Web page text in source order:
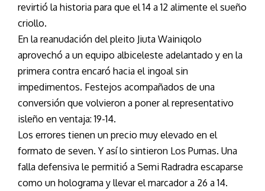
revirtió la historia para que el 14 a 12 alimente el sueño
criollo.
En la reanudación del pleito Jiuta Wainiqolo
aprovechó a un equipo albiceleste adelantado y en la
primera contra encaró hacia el ingoal sin
impedimentos. Festejos acompañados de una
conversión que volvieron a poner al representativo
isleño en ventaja: 19-14.
Los errores tienen un precio muy elevado en el
formato de seven. Y así lo sintieron Los Pumas. Una
falla defensiva le permitió a Semi Radradra escaparse
como un holograma y llevar el marcador a 26 a 14.